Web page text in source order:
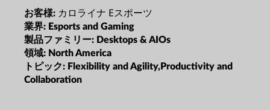
お客様: カロライナ Eスポーツ
業界: Esports and Gaming
製品ファミリー: Desktops & AIOs
領域: North America
トピック: Flexibility and Agility,Productivity and
Collaboration